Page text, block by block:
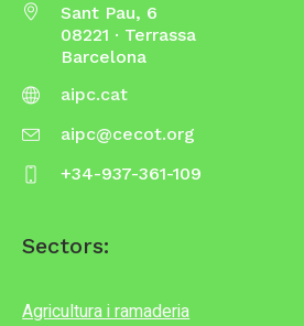
Sant Pau, 6
08221 · Terrassa
Barcelona
aipc.cat
aipc@cecot.org
+34-937-361-109
Sectors:
Agricultura i ramaderia